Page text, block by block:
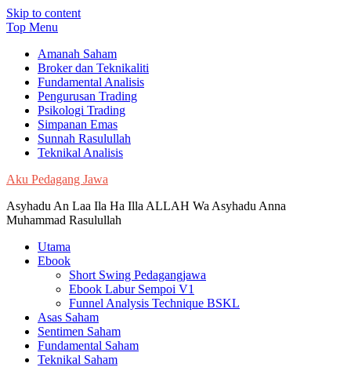
Skip to content
Top Menu
Amanah Saham
Broker dan Teknikaliti
Fundamental Analisis
Pengurusan Trading
Psikologi Trading
Simpanan Emas
Sunnah Rasulullah
Teknikal Analisis
Aku Pedagang Jawa
Asyhadu An Laa Ila Ha Illa ALLAH Wa Asyhadu Anna
Muhammad Rasulullah
Utama
Ebook
Short Swing Pedagangjawa
Ebook Labur Sempoi V1
Funnel Analysis Technique BSKL
Asas Saham
Sentimen Saham
Fundamental Saham
Teknikal Saham